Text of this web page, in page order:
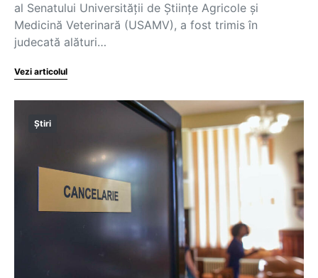
al Senatului Universității de Științe Agricole și
Medicină Veterinară (USAMV), a fost trimis în
judecată alături…
Vezi articolul
Știri